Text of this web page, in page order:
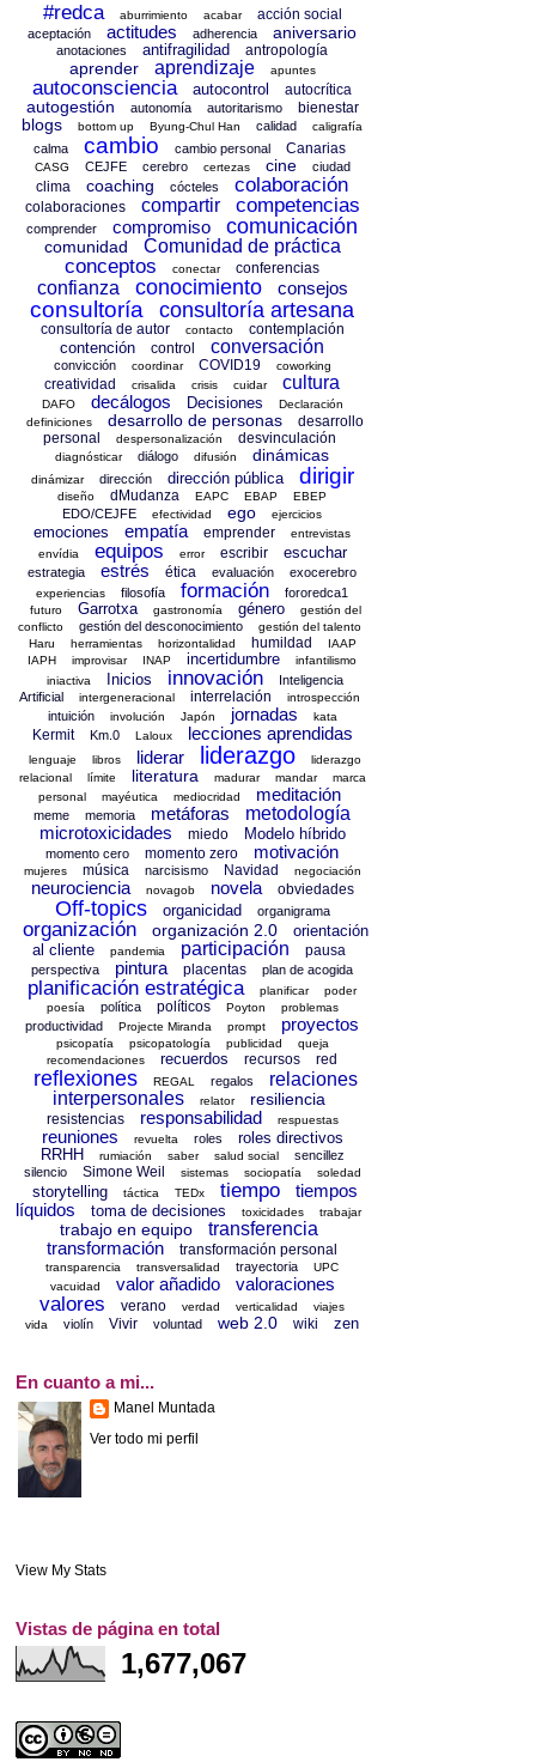
#redca aburrimiento acabar acción social
aceptación actitudes adherencia aniversario
anotaciones antifragilidad antropología
aprender aprendizaje apuntes
autoconsciencia autocontrol autocrítica
autogestión autonomía autoritarismo bienestar
blogs bottom up Byung-Chul Han calidad caligrafía
calma cambio cambio personal Canarias
CASG CEJFE cerebro certezas cine ciudad
clima coaching cócteles colaboración
colaboraciones compartir competencias
comprender compromiso comunicación
comunidad Comunidad de práctica
conceptos conectar conferencias
confianza conocimiento consejos
consultoría consultoría artesana
consultoría de autor contacto contemplación
contención control conversación
convicción coordinar COVID19 coworking
creatividad crisalida crisis cuidar cultura
DAFO decálogos Decisiones
Declaración
definiciones
desarrollo de personas
desarrollo
personal
despersonalización desvinculación
diagnósticar diálogo difusión dinámicas
dinámizar dirección dirección pública dirigir
diseño dMudanza EAPC EBAP EBEP
EDO/CEJFE efectividad ego ejercicios
emociones empatía emprender
entrevistas
envídia
equipos error escribir escuchar
estrategia estrés ética evaluación exocerebro
experiencias filosofía formación fororedca1
futuro Garrotxa gastronomía género
gestión del
conflicto
gestión del desconocimiento
gestión del talento
Haru
herramientas horizontalidad humildad
IAAP
IAPH
improvisar INAP incertidumbre
infantilismo
iniactiva
Inicios innovación
Inteligencia
Artificial
intergeneracional interrelación introspección
intuición involución Japón jornadas kata
Kermit Km.0 Laloux lecciones aprendidas
lenguaje libros liderar liderazgo
liderazgo
relacional
límite literatura madurar mandar
marca
personal
mayéutica mediocridad meditación
meme memoria metáforas
metodología
microtoxicidades
miedo Modelo híbrido
momento cero momento zero motivación
mujeres música narcisismo Navidad negociación
neurociencia novagob novela obviedades
Off-topics organicidad organigrama
organización organización 2.0
orientación
al cliente
pandemia participación pausa
perspectiva pintura placentas plan de acogida
planificación estratégica planificar
poder
poesía
política políticos Poyton problemas
productividad Projecte Miranda prompt proyectos
psicopatía psicopatología publicidad
queja
recomendaciones
recuerdos recursos red
reflexiones REGAL regalos
relaciones
interpersonales
relator resiliencia
resistencias responsabilidad respuestas
reuniones revuelta roles
roles directivos
RRHH
rumiación saber salud social
sencillez
silencio
Simone Weil sistemas sociopatía soledad
storytelling táctica TEDx tiempo
tiempos
líquidos
toma de decisiones toxicidades trabajar
trabajo en equipo
transferencia
transformación
transformación personal
transparencia transversalidad trayectoria
UPC
vacuidad
valor añadido valoraciones
valores verano verdad verticalidad
viajes
vida
violín Vivir voluntad web 2.0 wiki zen
En cuanto a mi...
Manel Muntada
Ver todo mi perfil
View My Stats
Vistas de página en total
1,677,067